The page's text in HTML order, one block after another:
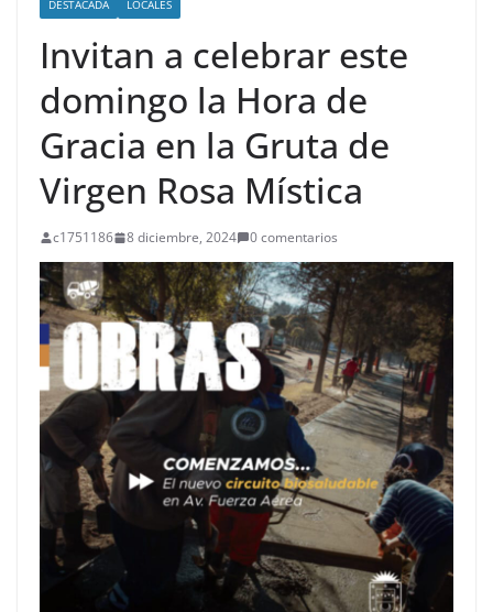
DESTACADA LOCALES
Invitan a celebrar este
domingo la Hora de
Gracia en la Gruta de
Virgen Rosa Mística
c1751186 8 diciembre, 2024 0 comentarios